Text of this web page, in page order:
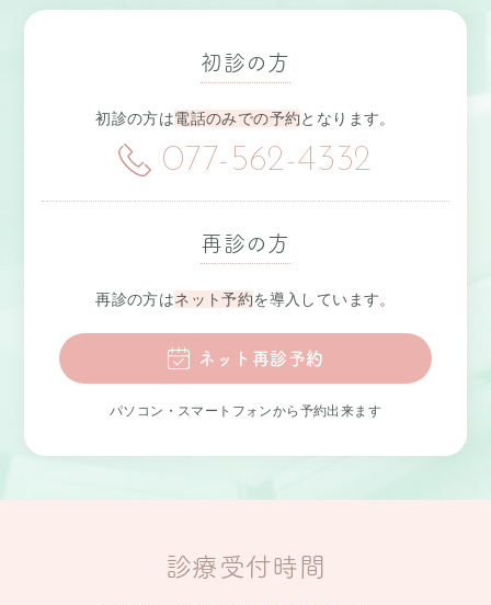
初診の方
初診の方は電話のみでの予約となります。
077-562-4332
再診の方
再診の方はネット予約を導入しています。
ネット再診予約
パソコン・スマートフォンから予約出来ます
診療受付時間